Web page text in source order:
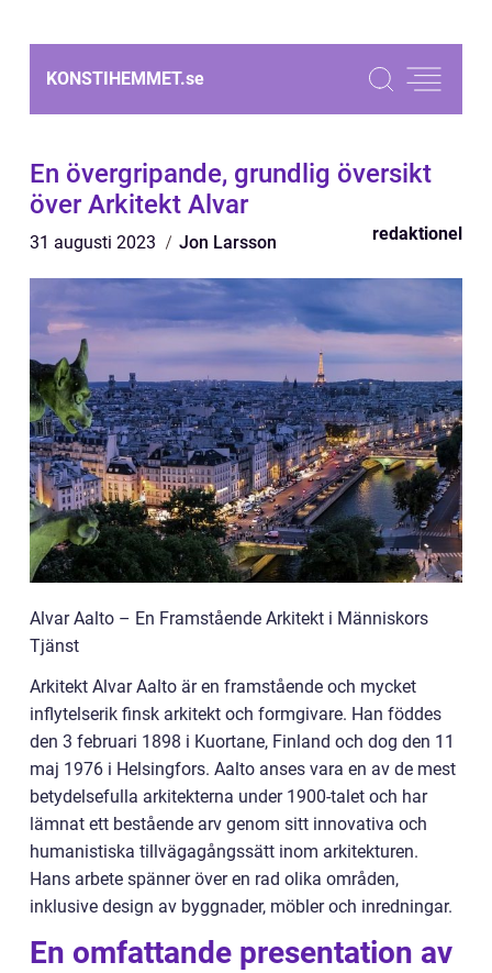
KONSTIHEMMET.se
En övergripande, grundlig översikt
över Arkitekt Alvar
31 augusti 2023 Jon Larsson redaktionel
Alvar Aalto – En Framstående Arkitekt i Människors
Tjänst
Arkitekt Alvar Aalto är en framstående och mycket
inflytelserik finsk arkitekt och formgivare. Han föddes
den 3 februari 1898 i Kuortane, Finland och dog den 11
maj 1976 i Helsingfors. Aalto anses vara en av de mest
betydelsefulla arkitekterna under 1900-talet och har
lämnat ett bestående arv genom sitt innovativa och
humanistiska tillvägagångssätt inom arkitekturen.
Hans arbete spänner över en rad olika områden,
inklusive design av byggnader, möbler och inredningar.
En omfattande presentation av